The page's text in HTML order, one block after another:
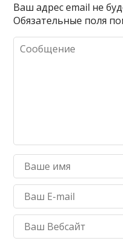
Ваш адрес email не
Обязательные поля